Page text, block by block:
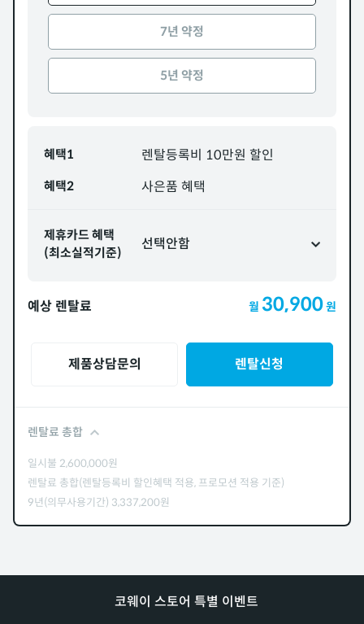
7년 약정
5년 약정
혜택1 렌탈등록비 10만원 할인
혜택2 사은품 혜택
제휴카드 혜택
(최소실적기준)
선택안함
예상 렌탈료 월 30,900원
제품상담문의 렌탈신청
렌탈료 총합
일시불 2,600,000원
렌탈료 총합(렌탈등록비 할인혜택 적용, 프로모션 적용 기준)
9년(의무사용기간) 3,337,200원
코웨이 스토어 특별 이벤트